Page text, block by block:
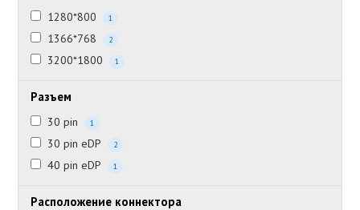
1280*800 1
1366*768 2
3200*1800 1
Разъем
30 pin 1
30 pin eDP 2
40 pin eDP 1
Расположение коннектора